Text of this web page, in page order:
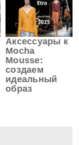
Аксессуары к
Mocha
Mousse:
создаем
идеальный
образ